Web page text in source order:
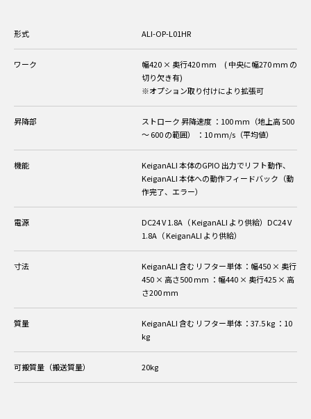
形式 ALI-OP-L01HR
ワーク
幅420 × 奥行420 mm ( 中央に幅270 mm の
切り欠き有)
※オプション取り付けにより拡張可
昇降部 ストローク昇降速度 ：100 mm（地上高 500
～ 600 の範囲）
：10 mm/s（平均値）
機能
KeiganALI 本体のGPIO 出力でリフト動作、
KeiganALI 本体への動作フィードバック（動
作完了、エラー）
電源
DC24 V 1.8A（ KeiganALI より供給）DC24 V
1.8A（ KeiganALI より供給）
寸法 KeiganALI 含む リフター単体 ：幅450 × 奥行
450 × 高さ500 mm ：幅440 × 奥行425 × 高
さ200 mm
質量 KeiganALI 含む リフター単体 ：37.5 kg ：10
kg
可搬質量（搬送質量） 20kg